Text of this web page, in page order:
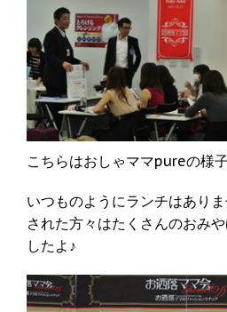
こちらはおしゃママpureの様子
いつものようにランチはあり
された方々はたくさんのおみ
したよ♪